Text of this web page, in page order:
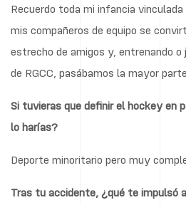
Recuerdo toda mi infancia
mis compañeros de equipo se
estrecho de amigos y, entrenando o
de RGCC, pasábamos la mayor
Si tuvieras que definir el hockey en
lo harías?
Deporte minoritario pero muy
Tras tu accidente, ¿qué te impulsó